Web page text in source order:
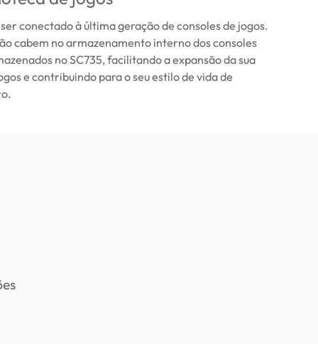
conectado à última geração de consoles de jogos.
cabem no armazenamento interno dos consoles
no SC735, facilitando a expansão da sua
e contribuindo para o seu estilo de vida de